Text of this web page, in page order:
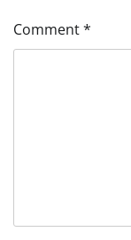
Comment*